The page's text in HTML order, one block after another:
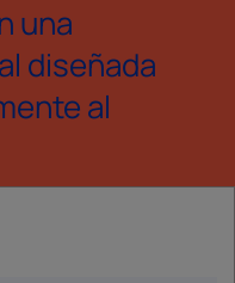
una
diseñada
al